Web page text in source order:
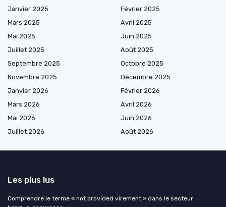
Janvier 2025
Février 2025
Mars 2025
Avril 2025
Mai 2025
Juin 2025
Juillet 2025
Août 2025
Septembre 2025
Octobre 2025
Novembre 2025
Décembre 2025
Janvier 2026
Février 2026
Mars 2026
Avril 2026
Mai 2026
Juin 2026
Juillet 2026
Août 2026
Les plus lus
Comprendre le terme « not provided virement » dans le secteur